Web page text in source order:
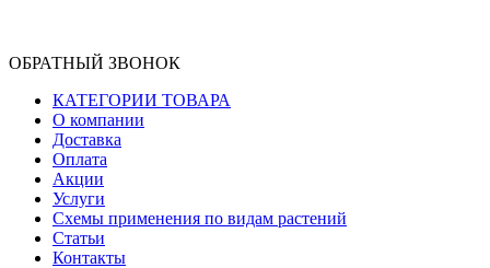
ОБРАТНЫЙ ЗВОНОК
КАТЕГОРИИ ТОВАРА
О компании
Доставка
Оплата
Акции
Услуги
Схемы применения по видам растений
Статьи
Контакты